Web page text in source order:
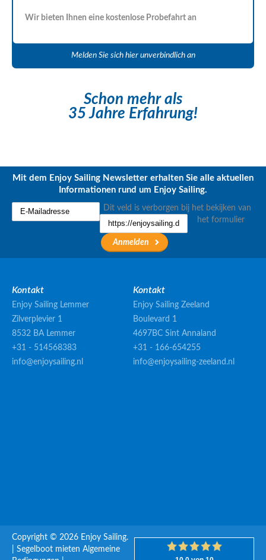
Wir bieten Ihnen eine kostenlose Probefahrt an
Melden Sie sich hier unverbindlich an
Schon mehr als
35 Jahre Erfahrung!
Mit dem Enjoy Sailing Newsletter erhalten Sie alle aktuellen
Informationen rund um Enjoy Sailing.
Dit veld is verborgen bij het bekijken van
het formulier
Kontakt
Enjoy Sailing Lemmer
Zilverplevier 1
8532 BA Lemmer
+31 - 514568383
info@enjoysailing.nl
Kontakt
Enjoy Sailing Zeeland
Boulevard 1
4697BC Sint Annaland
+31 - 166-654255
info@enjoysailing-zeeland.nl
Copyright © 2026 Enjoy Sailing.
Segelboot mieten Algemeine